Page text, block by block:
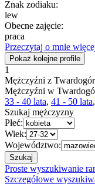
Znak zodiaku:
lew
Obecne zajęcie:
praca
Przeczytaj o mnie
Pokaż kolejne profile
1
Mężczyźni z
Mężczyźni w
33 - 40 lata, 41 - 50 lata,
Szukaj mężczyzny
Płeć:
Wiek:
Województwo:
Proste wyszukiwanie
Szczegółowe